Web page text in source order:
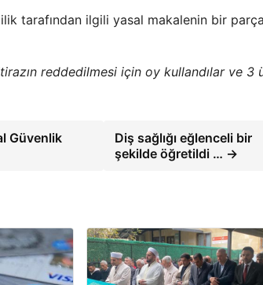
tarafından ilgili yasal makalenin bir
reddedilmesi için oy kullandılar ve 3
Güvenlik
Diş sağlığı eğlenceli bir
şekilde öğretildi … →